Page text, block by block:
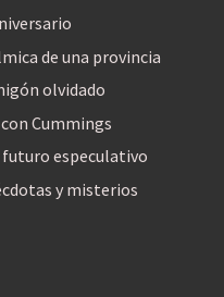
de una provincia
olvidado
Cummings
futuro especulativo
y misterios